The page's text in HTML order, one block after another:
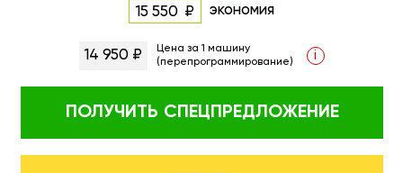
15 550 экономия
14 950 ₽
Цена за 1 машину
(перепрограммирование)
i
ПОЛУЧИТЬ СПЕЦПРЕДЛОЖЕНИЕ